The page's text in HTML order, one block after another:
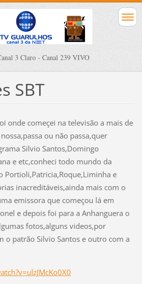
3 Claro - Canal 239 VIVO
SBT
onde começei na televisão a mais de
ou não passa,quer
Silvio Santos,Domingo
e etc,conheci todo mundo da
Portioli,Patricia,Roque,Liminha e
inacreditáveis,ainda mais com o
emissora que começou lá em
e depois foi para a Anhanguera o
fotos,alguns videos,por
o patrão Silvio Santos e outro com a